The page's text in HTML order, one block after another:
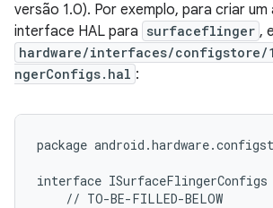
versão 1.0). Por exemplo, para criar um
interface HAL para surfaceflinger ,
hardware/interfaces/
ngerConfigs.hal :
package
interface
    // TO-BE-FILLED-BELOW